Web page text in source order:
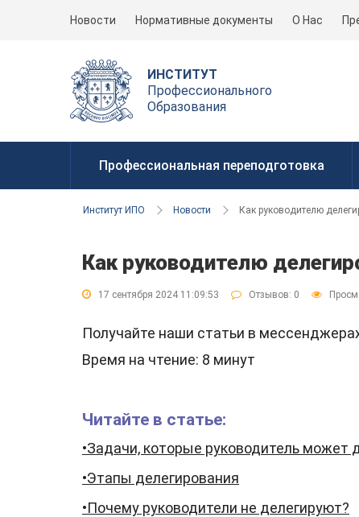
Новости Нормативные документы О Нас
ИНСТИТУТ
Профессионального
Образования
Профессиональная переподготовка
Институт ИПО Новости Как руководителю
Как руководителю
17 сентября 2024 11:09:53 Отзывов: 0
Получайте наши статьи в
Время на чтение: 8 минут
Читайте в статье:
•Задачи, которые руководитель может
•Этапы делегирования
•Почему руководители не делегируют?